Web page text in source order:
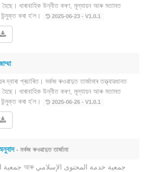
ধাৰাবাহিক উন্নীত কৰণ, মূল্যায়ন আৰু মতামত
কৰা হ'ল।
2025-06-23 - V1.0.1
দ্বাৰা প্ৰচাৰিত। মৰ্কজ ৰুওৱাদুত তাৰ্জামাৰ তত্ত্বাৱধানত
ধাৰাবাহিক উন্নীত কৰণ, মূল্যায়ন আৰু মতামত
কৰা হ'ল।
2025-06-26 - V1.0.1
- মৰ্কজ ৰুওৱাদুত তাৰ্জামা